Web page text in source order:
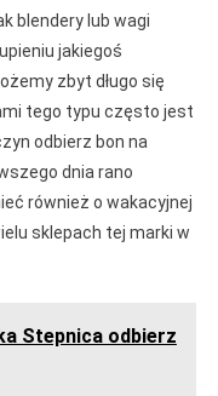
blendery lub wagi
jakiegoś
zbyt długo się
tego typu często jest
odbierz bon na
dnia rano
również o wakacyjnej
sklepach tej marki w
Stepnica odbierz